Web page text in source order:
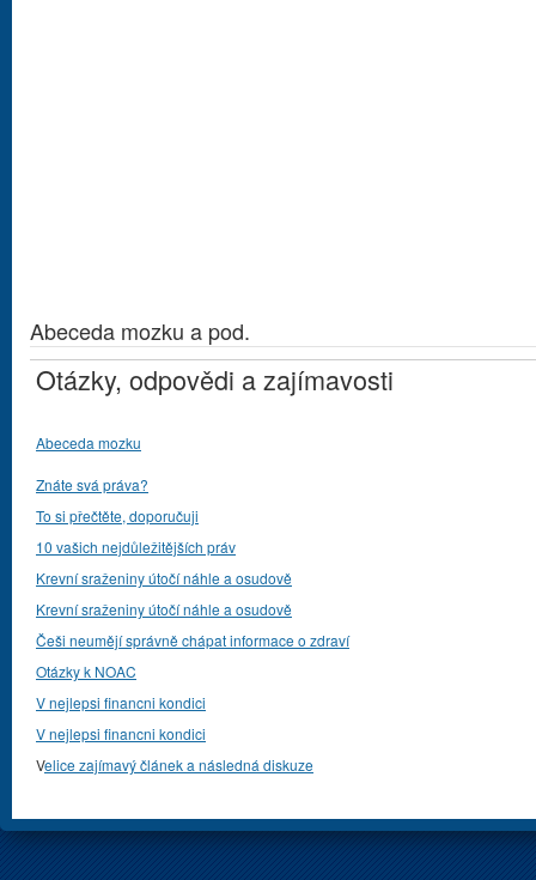
Abeceda mozku a pod.
Otázky, odpovědi a zajímavosti
Abeceda mozku
Znáte svá práva?
To si přečtěte, doporučuji
10 vašich nejdůležitějších práv
Krevní sraženiny útočí náhle a osudově
Krevní sraženiny útočí náhle a osudově
Češi neumějí správně chápat informace o zdraví
Otázky k NOAC
V nejlepsi financni kondici
V nejlepsi financni kondici
Velice zajímavý článek a následná diskuze